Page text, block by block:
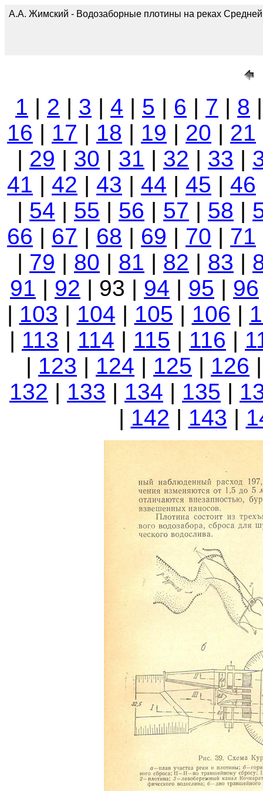
А.А. Жимский - Водозаборные плотины на реках
1 | 2 | 3 | 4 | 5 | 6 | 7 | 8
16 | 17 | 18 | 19 | 20 | 21
| 29 | 30 | 31 | 32 | 33 |
41 | 42 | 43 | 44 | 45 | 46
| 54 | 55 | 56 | 57 | 58 |
66 | 67 | 68 | 69 | 70 | 71
| 79 | 80 | 81 | 82 | 83 |
91 | 92 | 93 | 94 | 95 | 96
| 103 | 104 | 105 | 106 |
| 113 | 114 | 115 | 116 |
| 123 | 124 | 125 | 126
132 | 133 | 134 | 135 |
| 142 | 143 |